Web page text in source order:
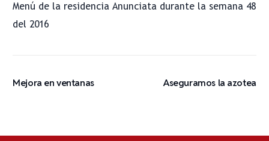
Menú de la residencia Anunciata durante la semana 48
del 2016
Mejora en ventanas Aseguramos la azotea